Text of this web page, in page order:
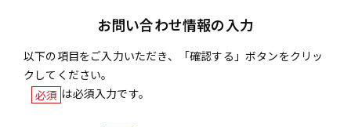
お問い合わせ情報の入力
以下の項目をご入力いただき、「確認する」ボタンをクリッ
クしてください。
必須 は必須入力です。